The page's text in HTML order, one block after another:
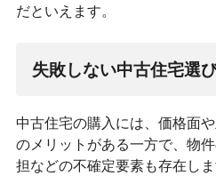
だといえます。
失敗しない中古住宅選
中古住宅の購入には、価格面
のメリットがある一方で、物
担などの不確定要素も存在し